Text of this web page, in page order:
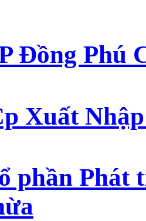
Đồng Phú
Xuất
phần Phát